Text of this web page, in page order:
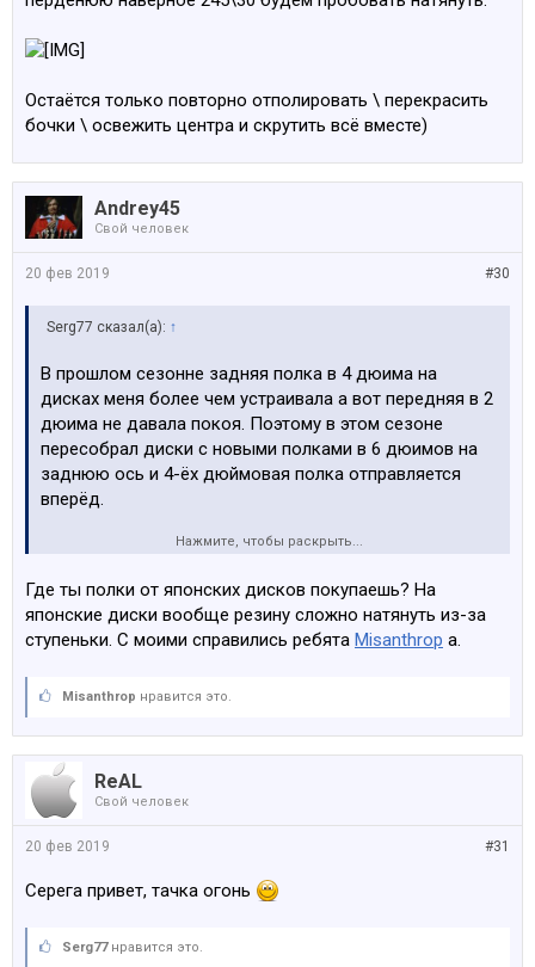
Остаётся только повторно отполировать \ перекрасить
бочки \ освежить центра и скрутить всё вместе)
Andrey45
Свой человек
#30
20 фев 2019
Serg77 сказал(а): ↑
В прошлом сезонне задняя полка в 4 дюима на
дисках меня более чем устраивала а вот передняя в 2
дюима не давала покоя. Поэтому в этом сезоне
пересобрал диски с новыми полками в 6 дюимов на
заднюю ось и 4-ёх дюймовая полка отправляется
вперёд.
Тем самым у нас выходит 12j ширина на задней оси и
На заднюю ось планируется резина 275\30\19 а вот на
перденюю наверное 245\30 будем пробовать
натянуть.
Остаётся только повторно отполировать \
вместе)
Нажмите, чтобы раскрыть...
Где ты полки от японских дисков покупаешь? На
японские диски вообще резину сложно натянуть из-за
ступеньки. С моими справились ребята Misanthrop а.
Misanthrop нравится это.
ReAL
Свой человек
#31
20 фев 2019
Серега привет, тачка огонь
Serg77нравится это.